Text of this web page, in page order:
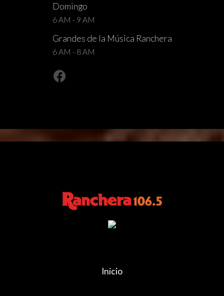
Domingo
6 AM - 9 AM
Grandes de la Música Ranchera
6 AM - 8 AM
Inicio